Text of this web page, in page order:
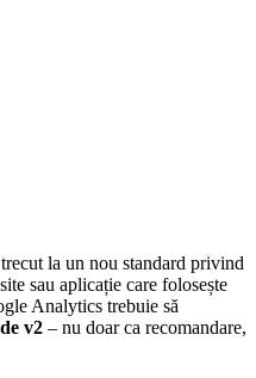
la un nou standard privind
sau aplicație care folosește
Analytics trebuie să
v2 – nu doar ca recomandare,